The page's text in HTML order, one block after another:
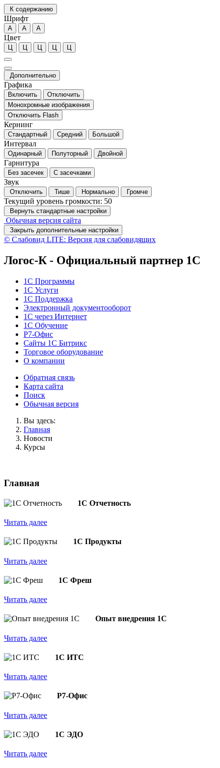
К содержанию
Шрифт
А А А
Цвет
Ц Ц Ц Ц Ц
Дополнительно
Графика
Включить
Отключить
Монохромные изображения
Отключить Flash
Кернинг
Стандартный Средний Большой
Интервал
Одинарный Полуторный Двойной
Гарнитура
Без засечек С засечками
Звук
Отключить Тише Нормально Громче
Текущий уровень громкости: 50
Вернуть стандартные настройки
Обычная версия сайта
Закрыть дополнительные настройки
© Слабовид LITE: Версия для слабовидящих
Логос-К - Официальный партнер 1С
1С Программы
1С Услуги
1C Поддержка
Электронный документооборот
1С через Интернет
1С Обучение
Р7-Офис
Сайты 1С Битрикс
Торговое оборудование
О компании
Обратная связь
Карта сайта
Поиск
Обычная версия
Вы здесь:
Главная
Новости
Курсы
Главная
1С Отчетность
Читать далее
1С Продукты
Читать далее
1С Фреш
Читать далее
Опыт внедрения 1С
Читать далее
1С ИТС
Читать далее
Р7-Офис
Читать далее
1С ЭДО
Читать далее